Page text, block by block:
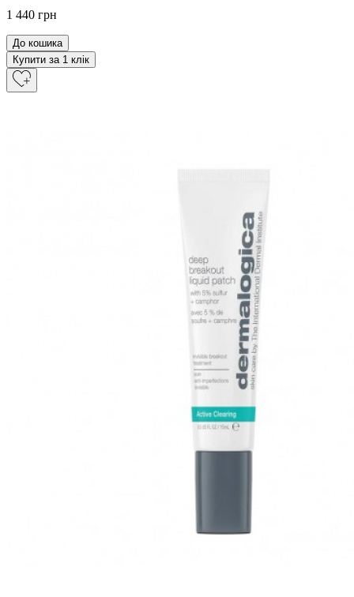
1 440 грн
До кошика
Купити за 1 клiк